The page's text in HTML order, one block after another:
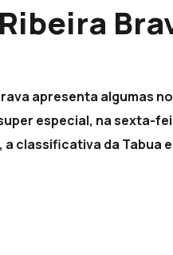
apresenta algumas
especial, na sexta-
a classificativa da Tabua